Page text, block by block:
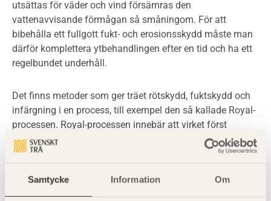
Samtycke Information Om
utsättas för väder och vind försämras den
vattenavvisande förmågan så småningom. För att
bibehålla ett fullgott fukt- och erosionsskydd måste man
därför komplettera ytbehandlingen efter en tid och ha ett
regelbundet underhåll.
Det finns metoder som ger träet rötskydd, fuktskydd och
infärgning i en process, till exempel den så kallade Royal-
processen. Royal-processen innebär att virket först
impregneras med ett saltbaserat impregneringsmedel.
Därefter behandlas virket (=impregneras) med het olja
tillsättas färgpigment för att uppnå en kulör på virket.